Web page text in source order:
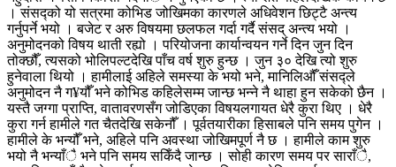
। संसद्को यो सत्रमा कोभिड जोखिमका कारणले अधिवेशन छिट्टै अन्त्य
गर्नुपर्ने भयो । बजेट र अरु विषयमा छलफल गर्दा गर्दै संसद् अन्त्य भयो ।
अनुमोदनको विषय थाती रह्यो । परियोजना कार्यान्वयन गर्ने दिन जुन दिन
तोक्छौँ, त्यसको भोलिपल्टदेखि पाँच वर्ष शुरु हुन्छ । जुन ३० देखि त्यो शुरु
हुनेवाला थियो । हामीलाई अहिले समस्या के भयो भने, मानिलिऔंँ संसद्ले
अनुमोदन नै ग¥यौँ भने कोभिड कहिलेसम्म जान्छ भन्ने नै थाहा हुन सकेको छैन ।
यस्तै जग्गा प्राप्ति, वातावरणसँग जोडिएका विषयलगायत धेरै कुरा थिए । धेरै
कुरा गर्न हामीले गत चैतदेखि सकेनौँ । पूर्वतयारीका हिसाबले पनि समय पुगेन ।
हामीले के भन्यौँ भने, अहिले पनि अवस्था जोखिमपूर्ण नै छ । हामीले काम शुरु
भयो नै भन्याँै भने पनि समय सकिँदै जान्छ । सोही कारण समय पर साराँै,